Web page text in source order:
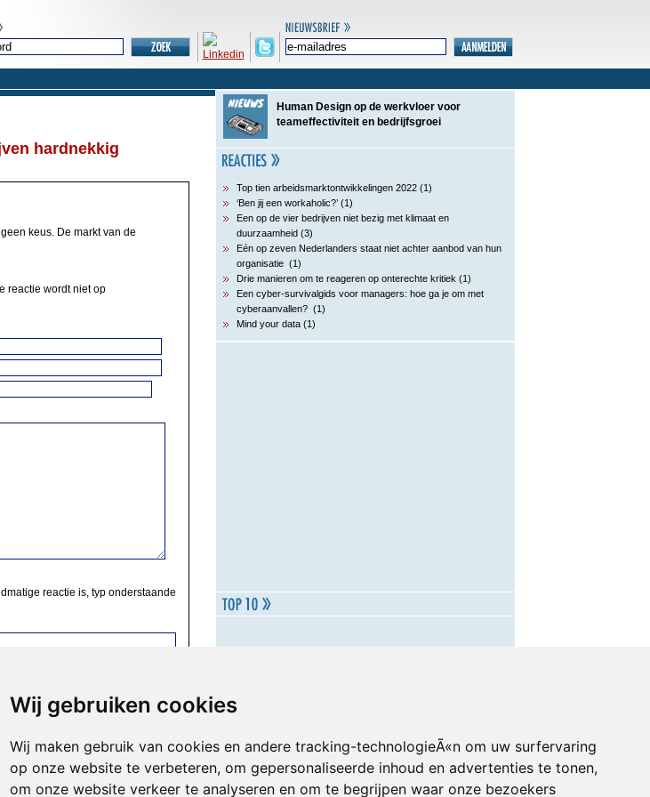
Wij gebruiken cookies
Wij maken gebruik van cookies en andere tracking-technologieÃ«n om uw surfervaring
op onze website te verbeteren, om gepersonaliseerde inhoud en advertenties te tonen,
om onze website verkeer te analyseren en om te begrijpen waar onze bezoekers
hardnekkig
keus. De markt van de
reactie wordt niet op
reactie is, typ onderstaande
Human Design op de werkvloer voor
teameffectiviteit en bedrijfsgroei
Top tien arbeidsmarktontwikkelingen 2022 (1)
‘Ben jij een workaholic?’ (1)
Een op de vier bedrijven niet bezig met klimaat en
duurzaamheid (3)
Eén op zeven Nederlanders staat niet achter aanbod van hun
organisatie (1)
Drie manieren om te reageren op onterechte kritiek (1)
Een cyber-survivalgids voor managers: hoe ga je om met
cyberaanvallen? (1)
Mind your data (1)
Inloggen